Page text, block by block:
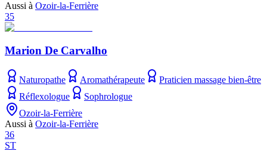
Aussi à Ozoir-la-Ferrière
35
Marion De Carvalho
Naturopathe Aromathérapeute
Praticien massage bien-être
Réflexologue
Sophrologue
Ozoir-la-Ferrière
Aussi à Ozoir-la-Ferrière
36
ST